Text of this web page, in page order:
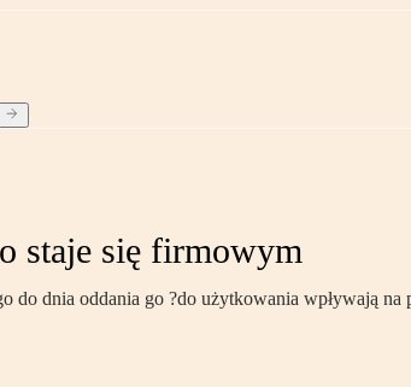
staje się firmowym
do dnia oddania go ?do użytkowania wpływają